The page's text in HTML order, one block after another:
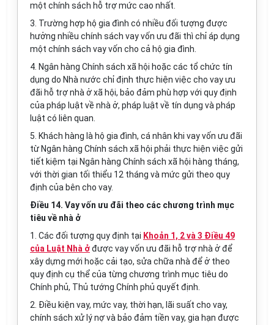
một chính sách hỗ trợ mức cao nhất.
3. Trường hợp hộ gia đình có nhiều đối tượng được
hưởng nhiều chính sách vay vốn ưu đãi thì chỉ áp dụng
một chính sách vay vốn cho cả hộ gia đình.
4. Ngân hàng Chính sách xã hội hoặc các tổ chức tín
dụng do Nhà nước chỉ định thực hiện việc cho vay ưu
đãi hỗ trợ nhà ở xã hội, bảo đảm phù hợp với quy định
của pháp luật về nhà ở, pháp luật về tín dụng và pháp
luật có liên quan.
5. Khách hàng là hộ gia đình, cá nhân khi vay vốn ưu đãi
từ Ngân hàng Chính sách xã hội phải thực hiện việc gửi
tiết kiệm tại Ngân hàng Chính sách xã hội hàng tháng,
với thời gian tối thiểu 12 tháng và mức gửi theo quy
định của bên cho vay.
Điều 14. Vay vốn ưu đãi theo các chương trình mục
tiêu về nhà ở
1. Các đối tượng quy định tại Khoản 1, 2 và 3 Điều 49
của Luật Nhà ởđược vay vốn ưu đãi hỗ trợ nhà ở để
xây dựng mới hoặc cải tạo, sửa chữa nhà để ở theo
quy định cụ thể của từng chương trình mục tiêu do
Chính phủ, Thủ tướng Chính phủ quyết định.
2. Điều kiện vay, mức vay, thời hạn, lãi suất cho vay,
chính sách xử lý nợ và bảo đảm tiền vay, gia hạn được